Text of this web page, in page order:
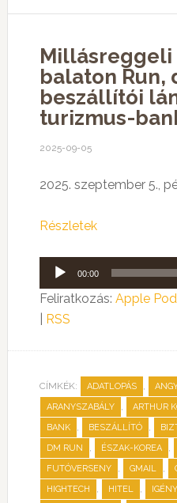
Millásreggeli
balaton Run,
beszállítói
turizmus-
2025-09-05
2025. szeptember 5.,
Részletek
Audió
lejátszó
00:00
Feliratkozás: Apple
RSS
CÍMKÉK: ADATLOPÁS ,
ARANYSZABÁLY , ARTHUR
BANK , BESZÁLLÍTÓ ,
DM RUN , ÉSZAK-KOREA ,
FUTÓVERSENY , GMAIL ,
HIGHTECH , HITEL , IGÉNY